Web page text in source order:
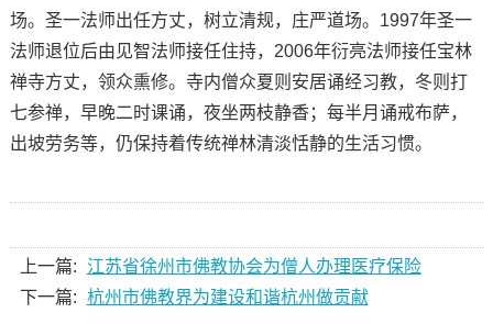
场。圣一法师出任方丈，树立清规，庄严道场。1997年圣一
法师退位后由见智法师接任住持，2006年衍亮法师接任宝林
禅寺方丈，领众熏修。寺内僧众夏则安居诵经习教，冬则打
七参禅，早晚二时课诵，夜坐两枝静香；每半月诵戒布萨，
出坡劳务等，仍保持着传统禅林清淡恬静的生活习惯。
上一篇:
江苏省徐州市佛教协会为僧人办理医疗保险
下一篇: 杭州市佛教界为建设和谐杭州做贡献